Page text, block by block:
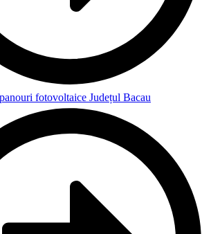
fotovoltaice Județul Bacau